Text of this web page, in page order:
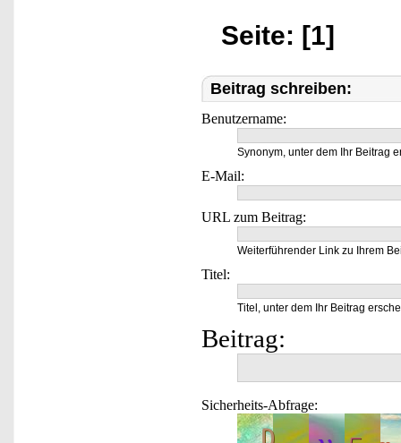
Seite: [1]
Beitrag schreiben:
Benutzername:
Synonym, unter dem Ihr Beitrag
E-Mail:
URL zum Beitrag:
Weiterführender Link zu Ihrem
Titel:
Titel, unter dem Ihr Beitrag
Beitrag:
Sicherheits-Abfrage: